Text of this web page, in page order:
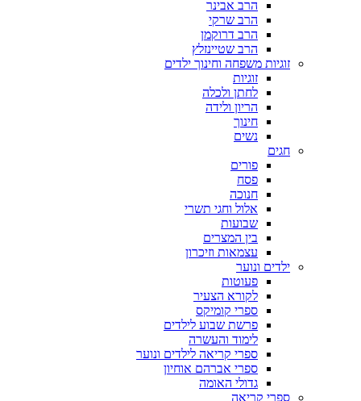
הרב אבינר
הרב שרקי
הרב דרוקמן
הרב שטיינזלץ
זוגיות משפחה וחינוך ילדים
זוגיות
לחתן ולכלה
הריון ולידה
חינוך
נשים
חגים
פורים
פסח
חנוכה
אלול וחגי תשרי
שבועות
בין המצרים
עצמאות וזיכרון
ילדים ונוער
פעוטות
לקורא הצעיר
ספרי קומיקס
פרשת שבוע לילדים
לימוד והעשרה
ספרי קריאה לילדים ונוער
ספרי אברהם אוחיון
גדולי האומה
ספרי קריאה